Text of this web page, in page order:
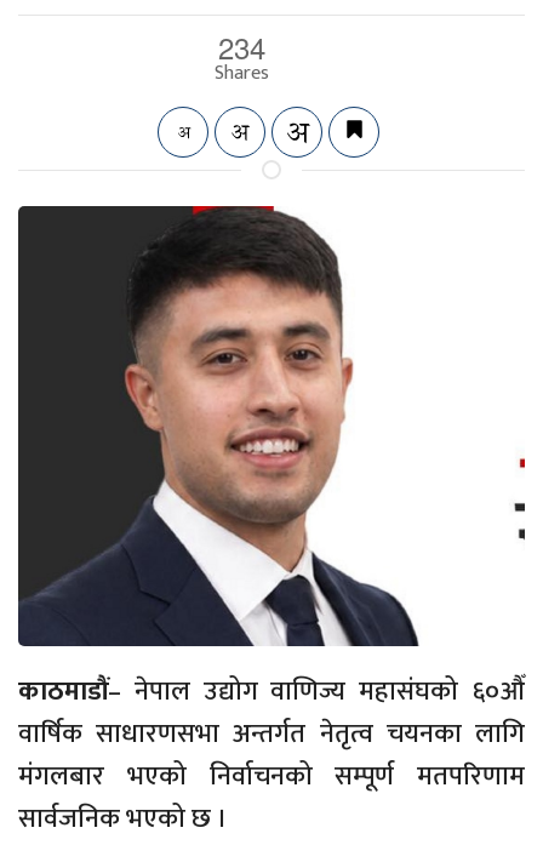
234
Shares
काठमाडौं– नेपाल उद्योग वाणिज्य महासंघको ६०औँ
वार्षिक साधारणसभा अन्तर्गत नेतृत्व चयनका लागि
मंगलबार भएको निर्वाचनको सम्पूर्ण मतपरिणाम
सार्वजनिक भएको छ ।